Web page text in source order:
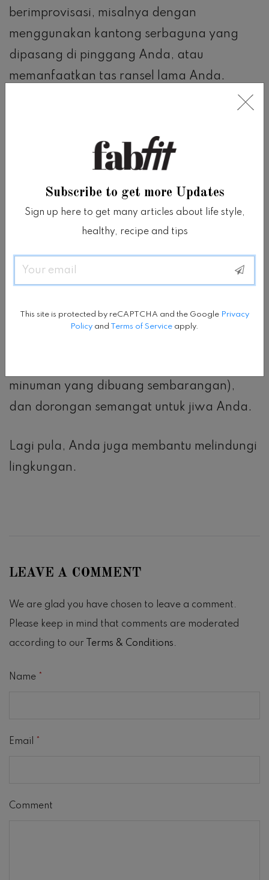
berimprovisasi, misalnya dengan
menggunakan kantong serbaguna yang
dipasang di pinggang Anda, atau
memanfaatkan tas ransel lama Anda.
sepatu lari, tas atau kantong untuk sampah,
dan idealnya sepasang sarung tangan
yang lebih kotor yang Anda temui di
sepanjang rute yang Anda lalui.
Dan sebagai imbalan atas usaha Anda,
Anda akan diberi hadiah kesehatan atas
Anda, otot inti Anda (dari semua gerakan
minuman yang dibuang sembarangan),
dan dorongan semangat untuk jiwa Anda.
Lagi pula, Anda juga membantu melindungi
lingkungan.
LEAVE A COMMENT
We are glad you have chosen to leave a comment.
Please keep in mind that comments are moderated
according to our Terms & Conditions.
Name
Email
Comment
Subscribe to get more Updates
Sign up here to get many articles about life style,
healthy, recipe and tips
Email
This site is protected by reCAPTCHA and the Google Privacy
Policy and Terms of Service apply.